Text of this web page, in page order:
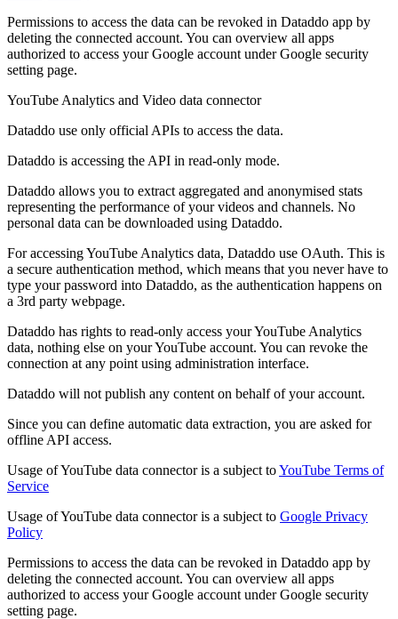
Permissions to access the data can be revoked in Dataddo app by
deleting the connected account. You can overview all apps
authorized to access your Google account under Google security
setting page.
YouTube Analytics and Video data connector
Dataddo use only official APIs to access the data.
Dataddo is accessing the API in read-only mode.
Dataddo allows you to extract aggregated and anonymised stats
representing the performance of your videos and channels. No
personal data can be downloaded using Dataddo.
For accessing YouTube Analytics data, Dataddo use OAuth. This is
a secure authentication method, which means that you never have to
type your password into Dataddo, as the authentication happens on
a 3rd party webpage.
Dataddo has rights to read-only access your YouTube Analytics
data, nothing else on your YouTube account. You can revoke the
connection at any point using administration interface.
Dataddo will not publish any content on behalf of your account.
Since you can define automatic data extraction, you are asked for
offline API access.
Usage of YouTube data connector is a subject toYouTube Terms of
Service
Usage of YouTube data connector is a subject to Google Privacy
Policy
Permissions to access the data can be revoked in Dataddo app by
deleting the connected account. You can overview all apps
authorized to access your Google account under Google security
setting page.